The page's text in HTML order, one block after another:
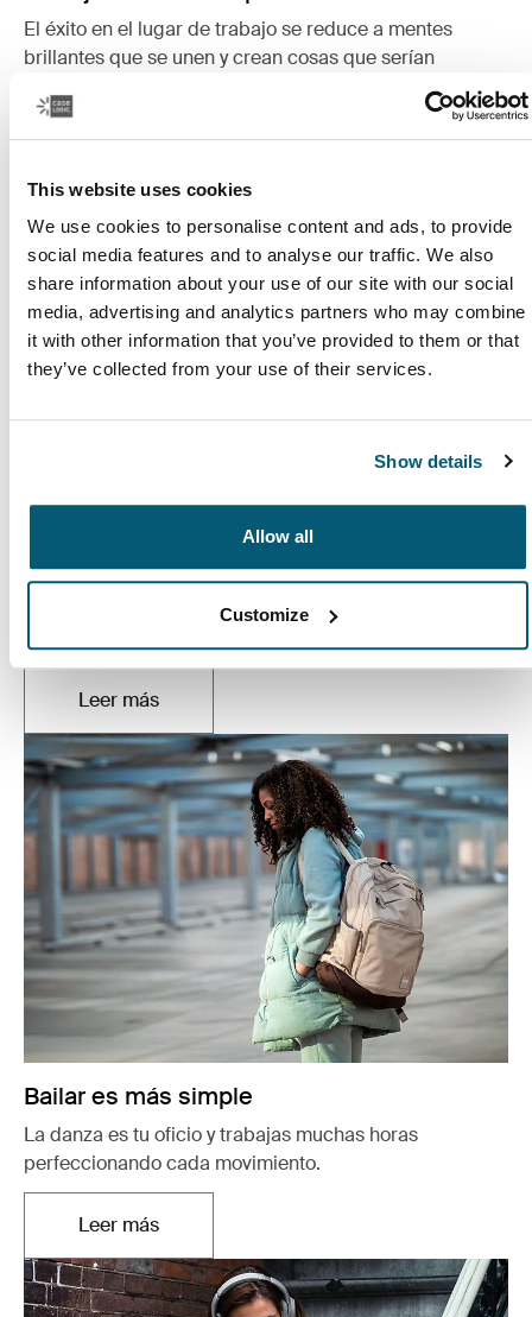
This website uses cookies
We use cookies to personalise content and ads, to provide
social media features and to analyse our traffic. We also
share information about your use of our site with our social
media, advertising and analytics partners who may combine
it with other information that you’ve provided to them or that
they’ve collected from your use of their services.
Show details
Allow all
Customize
El éxito en el lugar de trabajo se reduce a mentes
brillantes que se unen y crean cosas que serían
Leer más
Estudiar es más simple
Todos aprenden a su manera, pero todos los
estudiantes deben encontrar el equilibrio adecuado
Leer másSe abre en una nueva pestaña
Bailar es más simple
La danza es tu oficio y trabajas muchas horas
perfeccionando cada movimiento.
Leer másSe abre en una nueva pestaña